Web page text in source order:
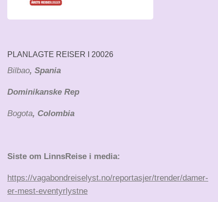
PLANLAGTE REISER I 20026
Bilbao, Spania
Dominikanske Rep
Bogota, Colombia
Siste om LinnsReise i media:
https://vagabondreiselyst.no/reportasjer/trender/damer-
er-mest-eventyrlystne